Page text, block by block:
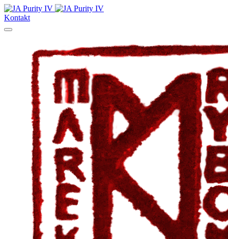
Kontakt